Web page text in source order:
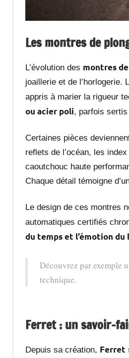
Les montres de
L’évolution des montres
joaillerie et de l’horlogerie.
appris à marier la rigueur
ou acier poli, parfois
Certaines pièces
reflets de l’océan, les
caoutchouc haute
Chaque détail témoigne
Le design de ces montres
automatiques certifiés
du temps et l’émotion du
Découvrez par exemple
technique.
Ferret : un savoir-
Depuis sa création, Ferret